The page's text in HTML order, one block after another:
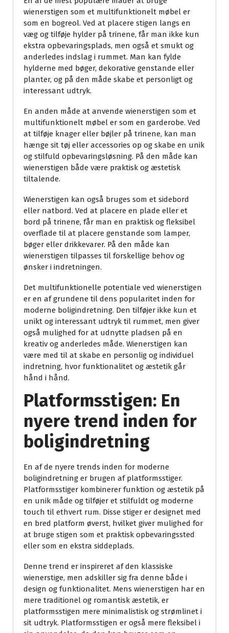
wienerstigen som et multifunktionelt møbel er
som en bogreol. Ved at placere stigen langs en
væg og tilføje hylder på trinene, får man ikke kun
ekstra opbevaringsplads, men også et smukt og
anderledes indslag i rummet. Man kan fylde
hylderne med bøger, dekorative genstande eller
planter, og på den måde skabe et personligt og
interessant udtryk.
En anden måde at anvende wienerstigen som et
multifunktionelt møbel er som en garderobe. Ved
at tilføje knager eller bøjler på trinene, kan man
hænge sit tøj eller accessories op og skabe en unik
og stilfuld opbevaringsløsning. På den måde kan
wienerstigen både være praktisk og æstetisk
tiltalende.
Wienerstigen kan også bruges som et sidebord
eller natbord. Ved at placere en plade eller et
bord på trinene, får man en praktisk og fleksibel
overflade til at placere genstande som lamper,
bøger eller drikkevarer. På den måde kan
wienerstigen tilpasses til forskellige behov og
ønsker i indretningen.
Det multifunktionelle potentiale ved wienerstigen
er en af grundene til dens popularitet inden for
moderne boligindretning. Den tilføjer ikke kun et
unikt og interessant udtryk til rummet, men giver
også mulighed for at udnytte pladsen på en
kreativ og anderledes måde. Wienerstigen kan
være med til at skabe en personlig og individuel
indretning, hvor funktionalitet og æstetik går
hånd i hånd.
Platformsstigen: En
nyere trend inden for
boligindretning
En af de nyere trends inden for moderne
boligindretning er brugen af platformsstiger.
Platformsstiger kombinerer funktion og æstetik på
en unik måde og tilføjer et stilfuldt og moderne
touch til ethvert rum. Disse stiger er designet med
en bred platform øverst, hvilket giver mulighed for
at bruge stigen som et praktisk opbevaringssted
eller som en ekstra siddeplads.
Denne trend er inspireret af den klassiske
wienerstige, men adskiller sig fra denne både i
design og funktionalitet. Mens wienerstigen har en
mere traditionel og romantisk æstetik, er
platformsstigen mere minimalistisk og strømlinet i
sit udtryk. Platformsstigen er også mere fleksibel i